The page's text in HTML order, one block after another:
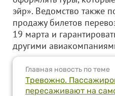
эйр». Ведомство также
продажу билетов
19 марта и
другими
Главная новость по теме
Тревожно.
пересаживают на